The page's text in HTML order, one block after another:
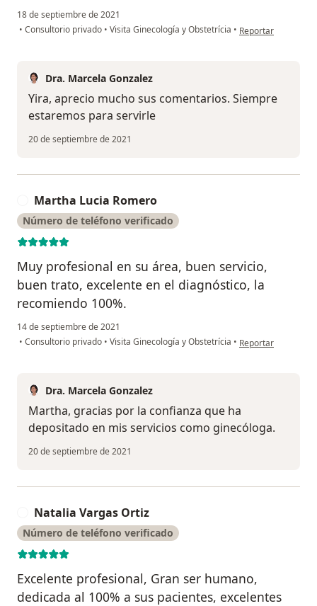
18 de septiembre de 2021
• Consultorio privado • Visita Ginecología y Obstetrícia • en opinión del
Reportar
Dra. Marcela Gonzalez
Yira, aprecio mucho sus comentarios. Siempre
estaremos para servirle
20 de septiembre de 2021
Martha Lucia Romero
Número de teléfono verificado
Muy profesional en su área, buen servicio,
buen trato, excelente en el diagnóstico, la
recomiendo 100%.
14 de septiembre de 2021
• Consultorio privado • Visita Ginecología y Obstetrícia • en opinión del
Reportar
Dra. Marcela Gonzalez
Martha, gracias por la confianza que ha
depositado en mis servicios como ginecóloga.
20 de septiembre de 2021
Natalia Vargas Ortiz
Número de teléfono verificado
Excelente profesional, Gran ser humano,
dedicada al 100% a sus pacientes, excelentes